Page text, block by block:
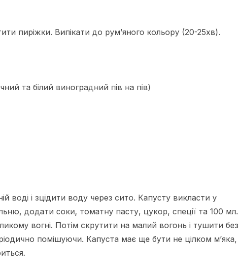
пиріжки. Випікати до рум’яного кольору (20-25хв).
та білий виноградний пів на пів)
воді і зцідити воду через сито. Капусту викласти у
додати соки, томатну пасту, цукор, спеції та 100 мл.
вогні. Потім скрутити на малий вогонь і тушити без
помішуючи. Капуста має ще бути не цілком м’яка,